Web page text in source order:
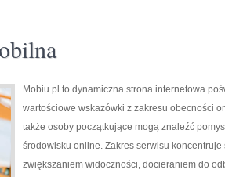
Mobiu.pl to dynamiczna strona internetowa
wartościowe wskazówki z zakresu obecności
także osoby początkujące mogą znaleźć
środowisku online. Zakres serwisu
zwiększaniem widoczności, docieraniem do